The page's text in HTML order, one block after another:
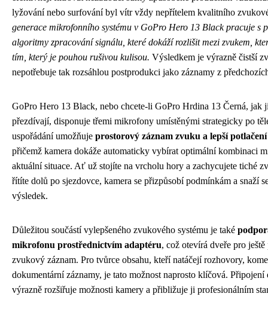
lyžování nebo surfování byl vítr vždy nepřítelem kvalitního
generace mikrofonního systému v GoPro Hero 13 Black pracuje s
algoritmy zpracování signálu, které dokáží rozlišit mezi zvukem,
tím, který je pouhou rušivou kulisou. Výsledkem je výrazně čistší
nepotřebuje tak rozsáhlou postprodukci jako záznamy z
GoPro Hero 13 Black, nebo chcete-li GoPro Hrdina 13 Černá, jak
přezdívají, disponuje třemi mikrofony umístěnými strategicky po
uspořádání umožňuje prostorový záznam zvuku a lepší
přičemž kamera dokáže automaticky vybírat optimální kombinaci
aktuální situace. Ať už stojíte na vrcholu hory a zachycujete tiché
řítíte dolů po sjezdovce, kamera se přizpůsobí podmínkám a snaží
výsledek.
Důležitou součástí vylepšeného zvukového systému je také
mikrofonu prostřednictvím adaptéru, což otevírá dveře pro
zvukový záznam. Pro tvůrce obsahu, kteří natáčejí rozhovory,
dokumentární záznamy, je tato možnost naprosto klíčová.
výrazně rozšiřuje možnosti kamery a přibližuje ji profesionálním